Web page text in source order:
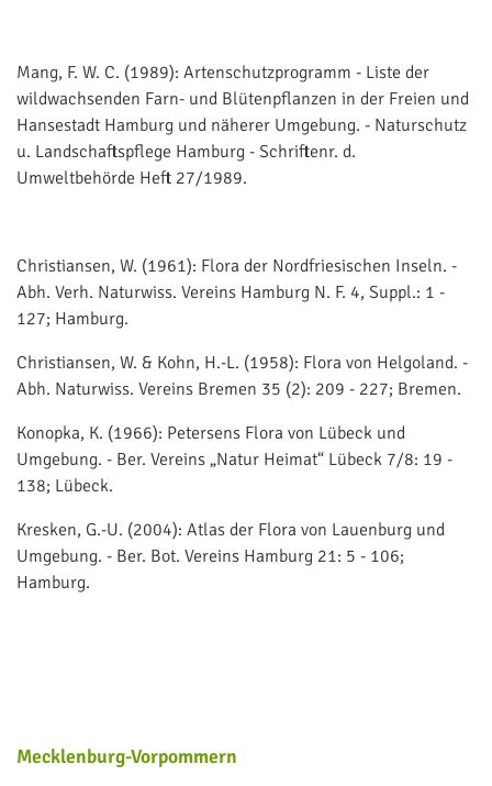
Mang, F. W. C. (1989): Artenschutzprogramm - Liste der
wildwachsenden Farn- und Blütenpflanzen in der Freien und
Hansestadt Hamburg und näherer Umgebung. - Naturschutz
u. Landschaftspflege Hamburg - Schriftenr. d.
Umweltbehörde Heft 27/1989.
Christiansen, W. (1961): Flora der Nordfriesischen Inseln. -
Abh. Verh. Naturwiss. Vereins Hamburg N. F. 4, Suppl.: 1 -
127; Hamburg.
Christiansen, W. & Kohn, H.-L. (1958): Flora von Helgoland. -
Abh. Naturwiss. Vereins Bremen 35 (2): 209 - 227; Bremen.
Konopka, K. (1966): Petersens Flora von Lübeck und
Umgebung. - Ber. Vereins „Natur Heimat“ Lübeck 7/8: 19 -
138; Lübeck.
Kresken, G.-U. (2004): Atlas der Flora von Lauenburg und
Umgebung. - Ber. Bot. Vereins Hamburg 21: 5 - 106;
Hamburg.
Mecklenburg-Vorpommern